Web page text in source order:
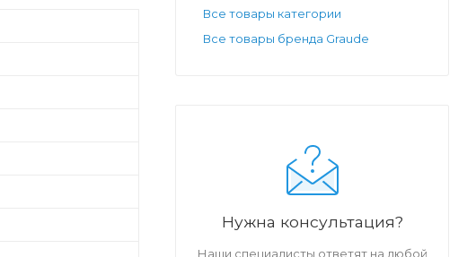
Все товары категории
Все товары бренда Graude
Нужна консультация?
Наши специалисты ответят на любой